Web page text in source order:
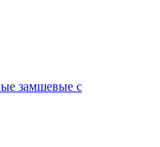
замшевые с